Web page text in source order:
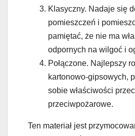
Klasyczny. Nadaje się
pomieszczeń i
pamiętać, że nie ma
odpornych na wilgoć i
Połączone. Najlepszy
kartonowo-gipsowych,
sobie właściwości
przeciwpożarowe.
Ten materiał jest